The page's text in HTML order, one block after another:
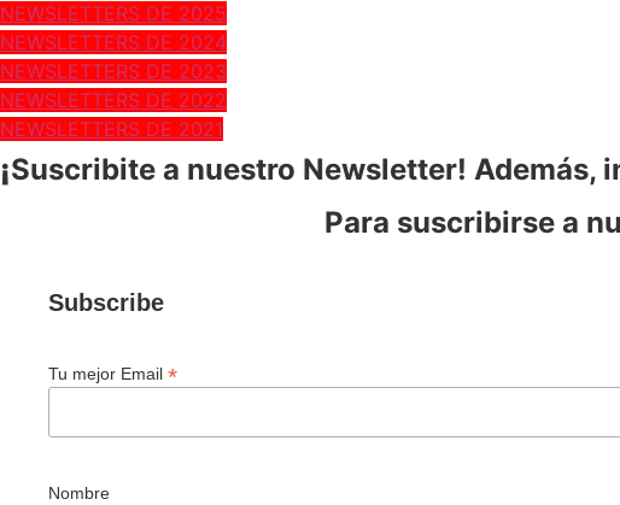
NEWSLETTERS DE 2025
NEWSLETTERS DE 2024
NEWSLETTERS DE 2023
NEWSLETTERS DE 2022
NEWSLETTERS DE 2021
¡Suscribite a nuestro Newsletter! Además,
Para suscribirse a
Subscribe
Tu mejor Email*
Nombre